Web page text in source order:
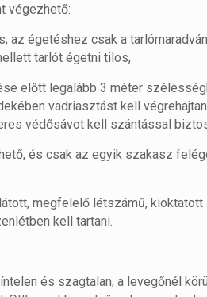
végezhető:
égetéshez csak a
tarlót égetni tilos,
előtt legalább 3 méter
vadriasztást kell
védősávot kell szántással
és csak az egyik szakasz
megfelelő létszámű,
kell tartani.
és szagtalan, a levegőnél